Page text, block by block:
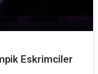
Eskrimciler